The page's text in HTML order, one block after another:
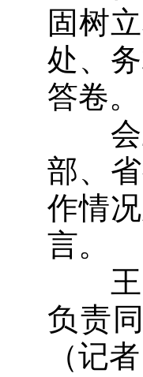
固树
处、
答卷。
会上
部、
作情
言。
王刚
负责
（记